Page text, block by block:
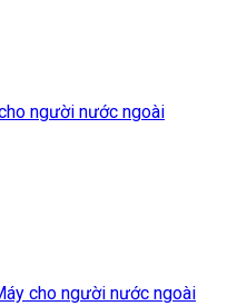
người nước ngoài
cho người nước ngoài